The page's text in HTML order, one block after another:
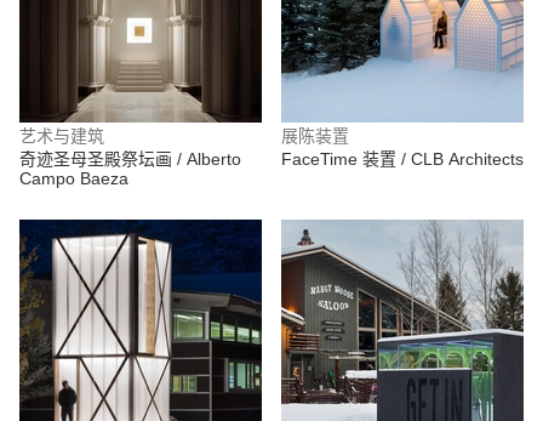
艺术与建筑
奇迹圣母圣殿祭坛画 / Alberto
Campo Baeza
展陈装置
FaceTime 装置 / CLB Architects